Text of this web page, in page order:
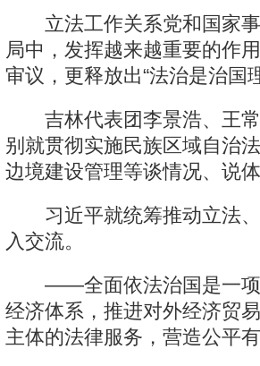
立法工作关系党和国家事
局中，发挥越来越重要的作
审议，更释放出“法治是治国
吉林代表团李景浩、王常
别就贯彻实施民族区域自治
边境建设管理等谈情况、说
习近平就统筹推动立法、
入交流。
——全面依法治国是一项
经济体系，推进对外经济贸
主体的法律服务，营造公平